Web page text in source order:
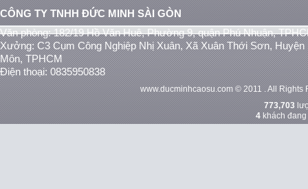
CÔNG TY TNHH ĐỨC MINH SÀI GÒN
Văn phòng: 182/19 Hồ Văn Huê, Phường 9, quận Phú Nhuận,
Xưởng: C3 Cụm Công Nghiệp Nhị Xuân, Xã Xuân Thới Sơn, Huyện
Môn, TPHCM
Điện thoại: 0835950838
www.ducminhcaosu.com © 2011 . All Rights
773,703
4 khách